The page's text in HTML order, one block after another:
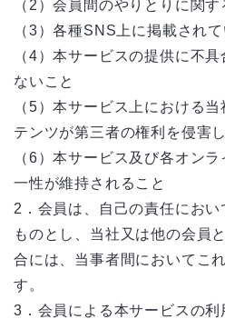
（2）会員間のやりとりに関
（3）各種SNS上に掲載され
（4）本サービスの提供に不
ないこと
（5）本サービス上における
テンツが第三者の権利を侵害
（6）本サービス及び各オン
一性が維持されること
2．会員は、自己の責任にお
ものとし、当社又は他の会員
合には、当事者間においてこ
す。
3．会員による本サービスの